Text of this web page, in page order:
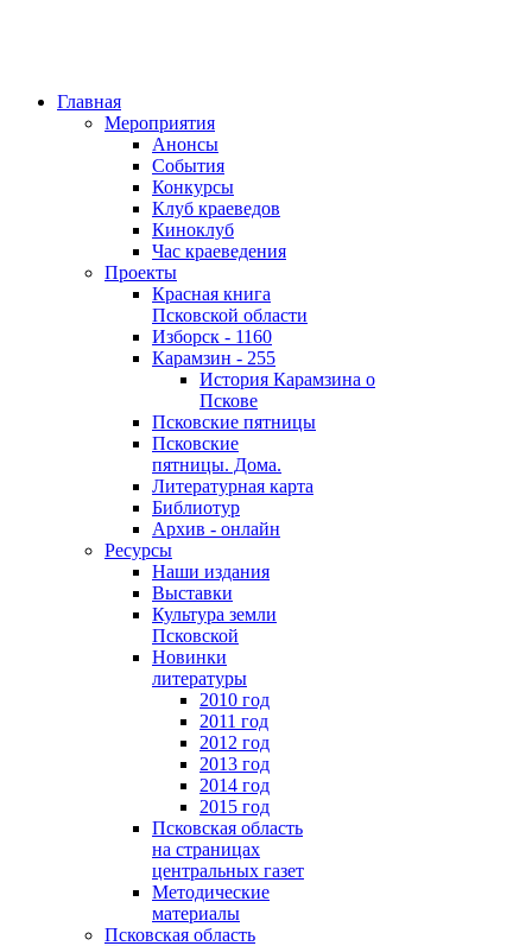
Главная
Мероприятия
Анонсы
События
Конкурсы
Клуб краеведов
Киноклуб
Час краеведения
Проекты
Красная книга
Псковской области
Изборск - 1160
Карамзин - 255
История Карамзина о
Пскове
Псковские пятницы
Псковские
пятницы. Дома.
Литературная карта
Библиотур
Архив - онлайн
Ресурсы
Наши издания
Выставки
Культура земли
Псковской
Новинки
литературы
2010 год
2011 год
2012 год
2013 год
2014 год
2015 год
Псковская область
на страницах
центральных газет
Методические
материалы
Псковская область